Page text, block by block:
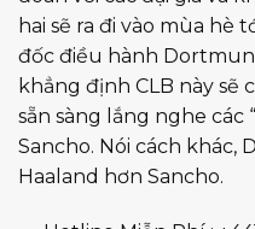
hai sẽ ra đi vào mùa hè
đốc điều hành
khẳng định CLB này sẽ
sẵn sàng lắng nghe các
Sancho. Nói cách
Haaland hơn Sancho.